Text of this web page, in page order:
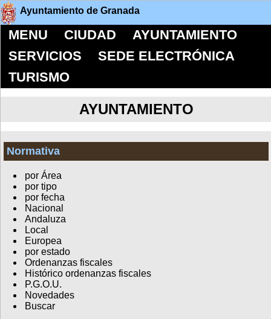
Ayuntamiento de Granada
MENU CIUDAD
AYUNTAMIENTO
SERVICIOS
SEDE ELECTRÓNICA
TURISMO
AYUNTAMIENTO
Normativa
por Área
por tipo
por fecha
Nacional
Andaluza
Local
Europea
por estado
Ordenanzas fiscales
Histórico ordenanzas fiscales
P.G.O.U.
Novedades
Buscar